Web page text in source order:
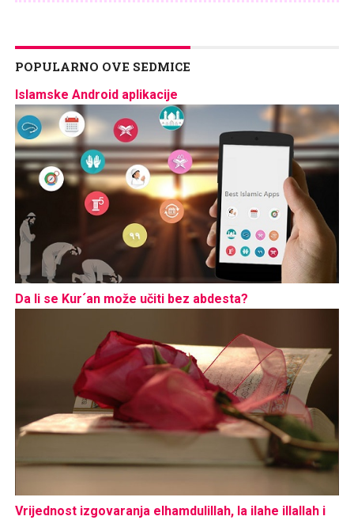
POPULARNO OVE SEDMICE
Islamske Android aplikacije
Da li se Kur´an može učiti bez abdesta?
Vrijednost izgovaranja elhamdulillah, la ilahe illallah i